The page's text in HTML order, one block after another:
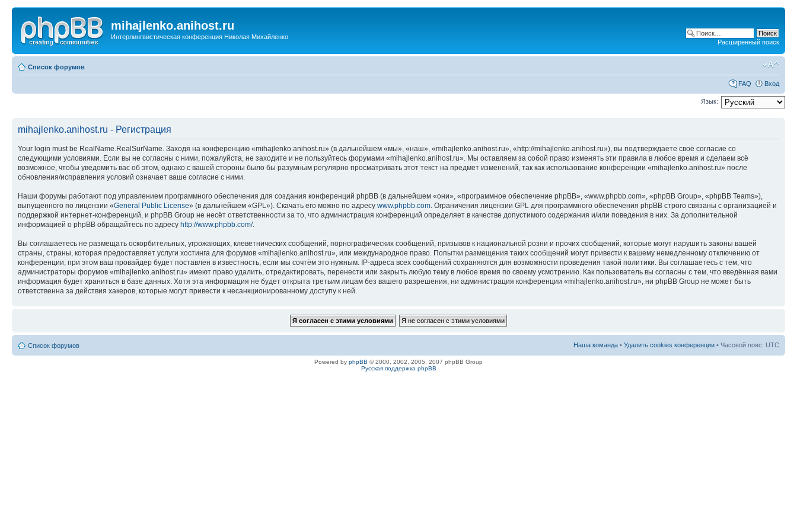
mihajlenko.anihost.ru
Интерлингвистическая конференция Николая Михайленко
Расширенный поиск
Список форумов
FAQ Вход
Язык:
mihajlenko.anihost.ru - Регистрация
Your login must be RealName.RealSurName. Заходя на конференцию «mihajlenko.anihost.ru» (в дальнейшем «мы», «наш», «mihajlenko.anihost.ru», «http://mihajlenko.anihost.ru»), вы подтверждаете своё согласие со
следующими условиями. Если вы не согласны с ними, пожалуйста, не заходите и не пользуйтесь форумами «mihajlenko.anihost.ru». Мы оставляем за собой право изменять эти правила в любое время и сделаем всё
возможное, чтобы уведомить вас об этом, однако с вашей стороны было бы разумным регулярно просматривать этот текст на предмет изменений, так как использование конференции «mihajlenko.anihost.ru» после
обновления/исправления условий означает ваше согласие с ними.
Наши форумы работают под управлением программного обеспечения для создания конференций phpBB (в дальнейшем «они», «программное обеспечение phpBB», «www.phpbb.com», «phpBB Group», «phpBB Teams»),
выпущенного по лицензии «General Public License» (в дальнейшем «GPL»). Скачать его можно по адресу www.phpbb.com. Ограничения лицензии GPL для программного обеспечения phpBB строго связаны с организацией и
поддержкой интернет-конференций, и phpBB Group не несёт ответственности за то, что администрация конференций определяет в качестве допустимого содержания и/или поведения в них. За дополнительной
информацией о phpBB обращайтесь по адресу http://www.phpbb.com/.
Вы соглашаетесь не размещать оскорбительных, угрожающих, клеветнических сообщений, порнографических сообщений, призывов к национальной розни и прочих сообщений, которые могут нарушить законы вашей
страны, страны, которая предоставляет услуги хостинга для форумов «mihajlenko.anihost.ru», или международное право. Попытки размещения таких сообщений могут привести к вашему немедленному отключению от
конференции, при этом ваш провайдер будет поставлен в известность, если мы сочтём это нужным. IP-адреса всех сообщений сохраняются для возможности проведения такой политики. Вы соглашаетесь с тем, что
администраторы форумов «mihajlenko.anihost.ru» имеют право удалить, отредактировать, перенести или закрыть любую тему в любое время по своему усмотрению. Как пользователь вы согласны с тем, что введённая вами
информация будет храниться в базе данных. Хотя эта информация не будет открыта третьим лицам без вашего разрешения, ни администрация конференции «mihajlenko.anihost.ru», ни phpBB Group не может быть
ответственна за действия хакеров, которые могут привести к несанкционированному доступу к ней.
Список форумов Наша команда • Удалить cookies конференции • Часовой пояс: UTC
Powered by phpBB © 2000, 2002, 2005, 2007 phpBB Group
Русская поддержка phpBB